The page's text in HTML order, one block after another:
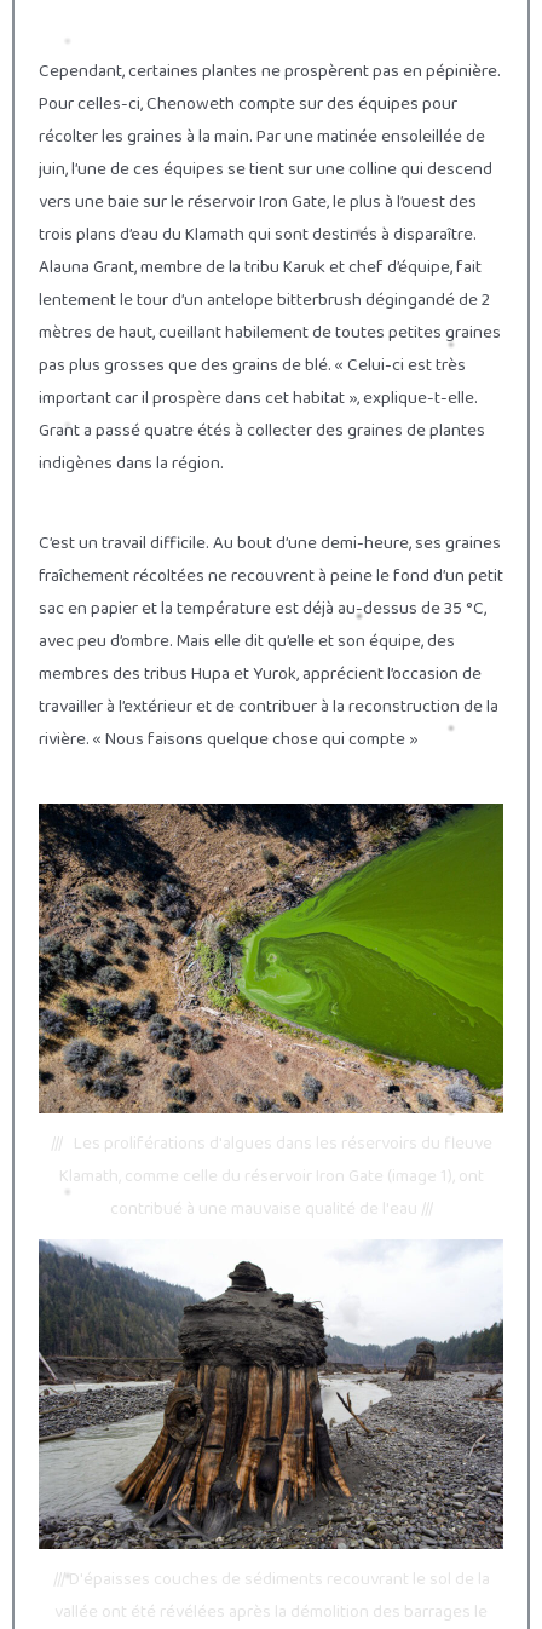
Cependant, certaines plantes ne prospèrent pas en pépinière.
Pour celles-ci, Chenoweth compte sur des équipes pour
récolter les graines à la main. Par une matinée ensoleillée de
juin, l’une de ces équipes se tient sur une colline qui descend
vers une baie sur le réservoir Iron Gate, le plus à l’ouest des
trois plans d’eau du Klamath qui sont destinés à disparaître.
Alauna Grant, membre de la tribu Karuk et chef d’équipe, fait
lentement le tour d’un antelope bitterbrush dégingandé de 2
mètres de haut, cueillant habilement de toutes petites graines
pas plus grosses que des grains de blé. « Celui-ci est très
important car il prospère dans cet habitat », explique-t-elle.
Grant a passé quatre étés à collecter des graines de plantes
indigènes dans la région.
C’est un travail difficile. Au bout d’une demi-heure, ses graines
fraîchement récoltées ne recouvrent à peine le fond d’un petit
sac en papier et la température est déjà au-dessus de 35 °C,
avec peu d’ombre. Mais elle dit qu’elle et son équipe, des
membres des tribus Hupa et Yurok, apprécient l’occasion de
travailler à l’extérieur et de contribuer à la reconstruction de la
rivière. « Nous faisons quelque chose qui compte »
/// Les proliférations d'algues dans les réservoirs du fleuve
Klamath, comme celle du réservoir Iron Gate (image 1), ont
contribué à une mauvaise qualité de l'eau ///
/// D'épaisses couches de sédiments recouvrant le sol de la
vallée ont été révélées après la démolition des barrages le